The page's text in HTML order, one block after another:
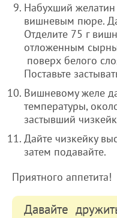
Набухший желатин
вишневым пюре.
Отделите 75 г
отложенным
поверх белого
Поставьте
Вишневому желе
температуры,
застывший
Дайте чизкейку
затем подавайте.
Приятного аппетита!
Давайте